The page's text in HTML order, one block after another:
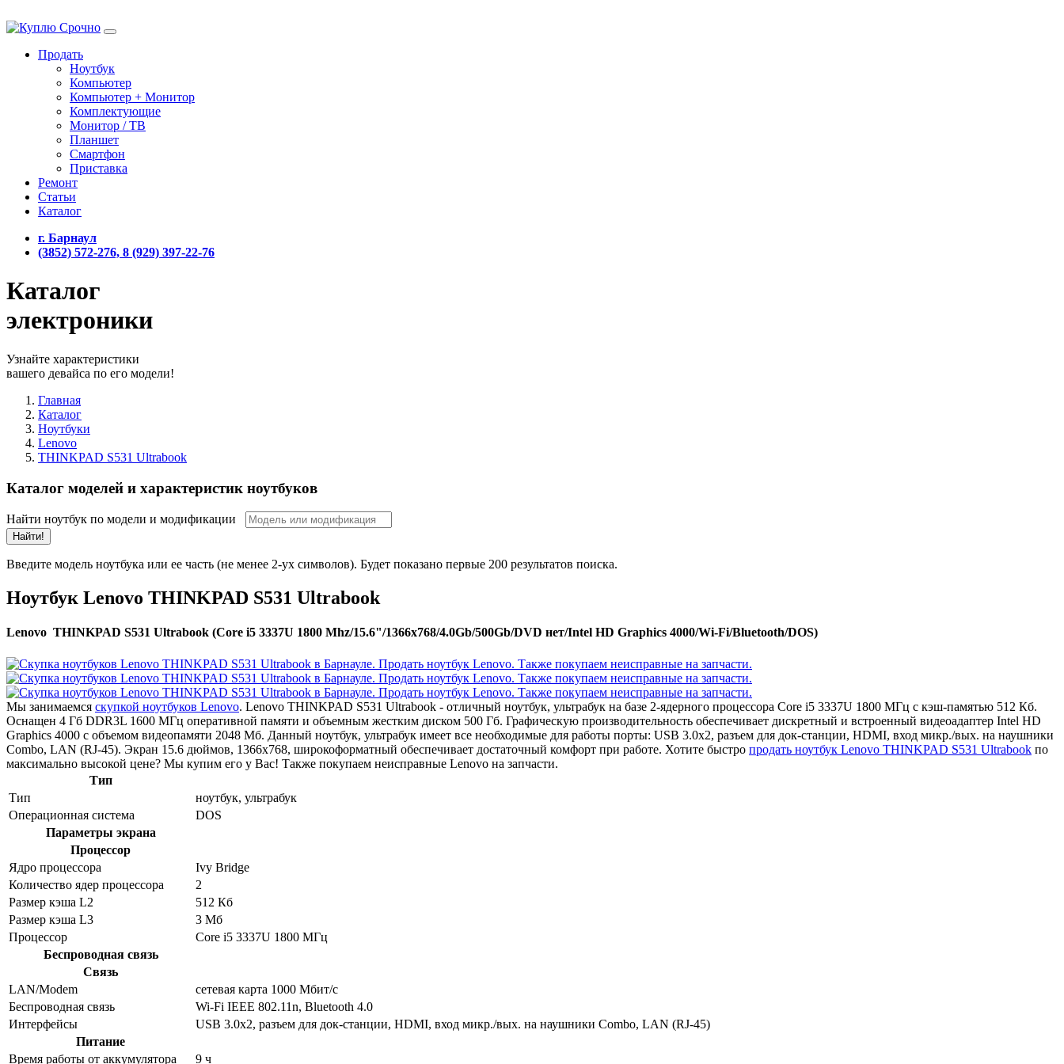
Продать
Ноутбук
Компьютер
Компьютер + Монитор
Комплектующие
Монитор / ТВ
Планшет
Смартфон
Приставка
Ремонт
Статьи
Каталог
г. Барнаул
(3852) 572-276, 8 (929) 397-22-76
Каталог
электроники
Узнайте характеристики
вашего девайса по его модели!
Главная
Каталог
Ноутбуки
Lenovo
THINKPAD S531 Ultrabook
Каталог моделей и характеристик ноутбуков
Найти ноутбук по модели и модификации
Найти!
Введите модель ноутбука или ее часть (не менее 2-ух символов). Будет показано первые 200 результатов поиска.
Ноутбук Lenovo THINKPAD S531 Ultrabook
Lenovo THINKPAD S531 Ultrabook (Core i5 3337U 1800 Mhz/15.6"/1366x768/4.0Gb/500Gb/DVD нет/Intel HD Graphics 4000/Wi-Fi/Bluetooth/DOS)
Мы занимаемся скупкой ноутбуков Lenovo. Lenovo THINKPAD S531 Ultrabook - отличный ноутбук, ультрабук на базе 2-ядерного процессора Core i5 3337U 1800 МГц с кэш-памятью 512 Кб.
Оснащен 4 Гб DDR3L 1600 МГц оперативной памяти и объемным жестким диском 500 Гб. Графическую производительность обеспечивает дискретный и встроенный видеоадаптер Intel HD
Graphics 4000 с объемом видеопамяти 2048 Мб. Данный ноутбук, ультрабук имеет все необходимые для работы порты: USB 3.0x2, разъем для док-станции, HDMI, вход микр./вых. на наушники
Combo, LAN (RJ-45). Экран 15.6 дюймов, 1366x768, широкоформатный обеспечивает достаточный комфорт при работе. Хотите быстро продать ноутбук Lenovo THINKPAD S531 Ultrabook по
максимально высокой цене? Мы купим его у Вас! Также покупаем неисправные Lenovo на запчасти.
Тип
Тип
ноутбук, ультрабук
Операционная система
DOS
Параметры экрана
Процессор
Ядро процессора
Ivy Bridge
Количество ядер процессора
2
Размер кэша L2
512 Кб
Размер кэша L3
3 Мб
Процессор
Core i5 3337U 1800 МГц
Беспроводная связь
Связь
LAN/Modem
сетевая карта 1000 Мбит/c
Беспроводная связь
Wi-Fi IEEE 802.11n, Bluetooth 4.0
Интерфейсы
USB 3.0x2, разъем для док-станции, HDMI, вход микр./вых. на наушники Combo, LAN (RJ-45)
Питание
Время работы от аккумулятора
9 ч